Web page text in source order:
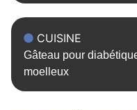
CUISINE
Gâteau pour
moelleux